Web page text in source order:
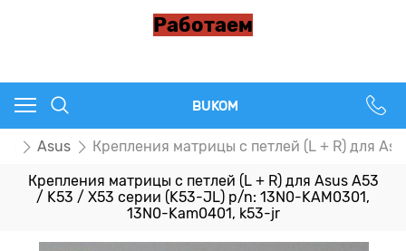
Работаем
BUKOM
Asus Крепления матрицы с петлей (L + R) для
Крепления матрицы с петлей (L + R) для Asus A53
/ K53 / X53 серии (K53-JL) p/n: 13N0-KAM0301,
13N0-Kam0401, k53-jr